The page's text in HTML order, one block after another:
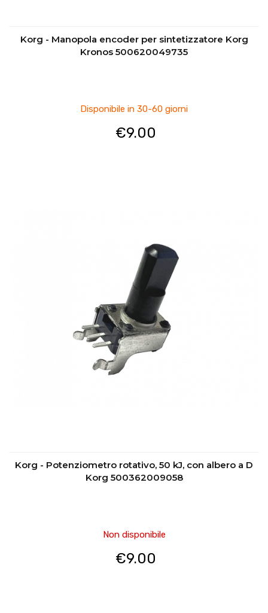
Korg - Manopola encoder per sintetizzatore Korg
Kronos 500620049735
Disponibile in 30-60 giorni
€9.00
Korg - Potenziometro rotativo, 50 kJ, con albero a D
Korg 500362009058
Non disponibile
€9.00